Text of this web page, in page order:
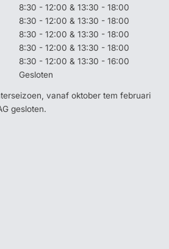
8:30 - 12:00 & 13:30 - 18:00
8:30 - 12:00 & 13:30 - 18:00
8:30 - 12:00 & 13:30 - 18:00
8:30 - 12:00 & 13:30 - 18:00
8:30 - 12:00 & 13:30 - 16:00
Gesloten
vanaf oktober tem februari
gesloten.